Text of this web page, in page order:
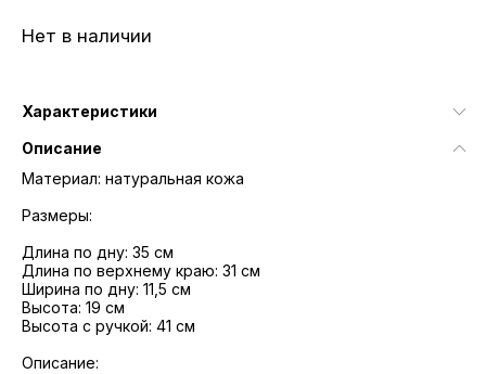
Нет в наличии
Характеристики
Описание
Материал: натуральная кожа
Размеры:
Длина по дну: 35 см
Длина по верхнему краю: 31 см
Ширина по дну: 11,5 см
Высота: 19 см
Высота с ручкой: 41 см
Описание: